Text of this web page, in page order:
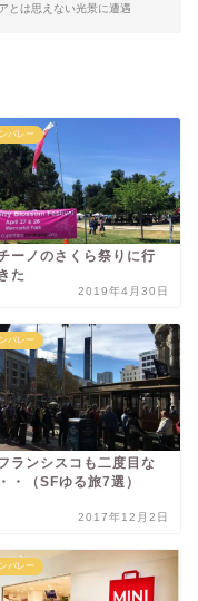
とは思えない光景に遭遇
バレー
ーノのさくら祭りに行
た
2019年4月30日
バレー
ランシスコも二度目な
・（SFゆる旅7選）
2017年12月2日
バレー